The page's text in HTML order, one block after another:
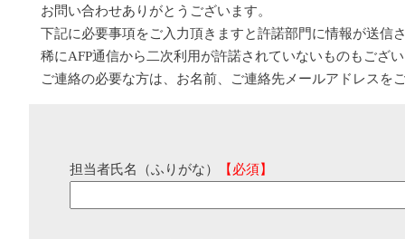
お問い合わせありがとうございます。
下記に必要事項をご入力頂きますと許諾部門に情報が送信
稀にAFP通信から二次利用が許諾されていないものもござ
ご連絡の必要な方は、お名前、ご連絡先メールアドレスを
担当者氏名（ふりがな） 【必須】